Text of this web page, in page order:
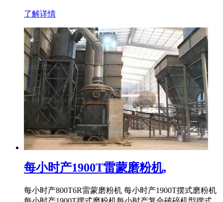
了解详情
每小时产1900T雷蒙磨粉机,
每小时产800T6R雷蒙磨粉机 每小时产1900T摆式磨粉机